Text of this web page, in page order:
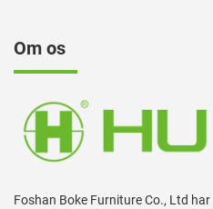
Om os
Foshan Boke Furniture Co., Ltd